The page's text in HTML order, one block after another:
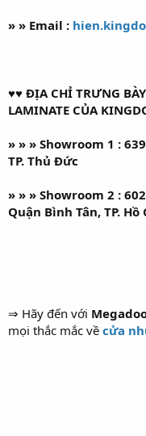
» » Email :
♥♥ ĐỊA CHỈ TRƯNG
LAMINATE CỦA
» » » Showroom 1 :
TP. Thủ Đức
» » » Showroom 2 :
Quận Bình Tân, TP.
⇒ Hãy đến với
mọi thắc mắc về cửa